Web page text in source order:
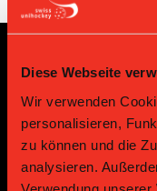
Diese Webseite
Wir verwenden
personalisieren,
zu können und die
analysieren.
Platin Partner